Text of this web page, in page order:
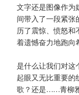
文字还是图像作为
间带入了一段紧张
历了震惊、愤怒和
着遗憾奋力地跑向
是什么让我们对这
起眼又无比重要
歌？还是……青柳